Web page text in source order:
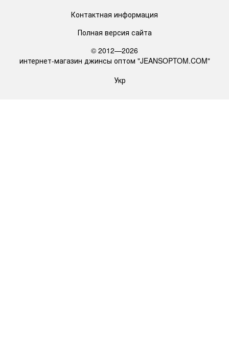
Контактная информация
Полная версия сайта
© 2012—2026
интернет-магазин джинсы оптом "JEANSOPTOM.COM"
Укр